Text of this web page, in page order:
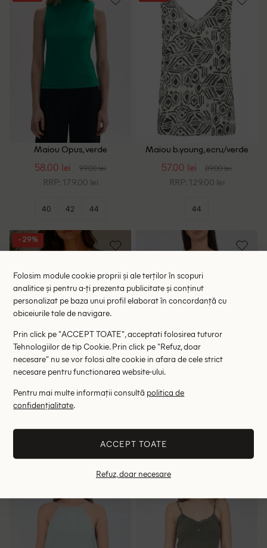
Maiou Opus, verde
58.00 lei 99.00 lei
RRP: 179.00 lei
40 42 44
Maiou b.young, ecru/verde
57.00 lei 89.00 lei
RRP: 129.00 lei
44
- 29%
Maiou Only, verde
46.00 lei
RRP: 99.00 lei
Maiou Zara, verde
RRP: 99.00 lei
Folosim module cookie proprii și ale terților în scopuri
analitice și pentru a-ți prezenta publicitate și conținut
personalizat pe baza unui profil elaborat în concordanță cu
obiceiurile tale de navigare.
Prin click pe "ACCEPT TOATE", acceptati folosirea tuturor
Tehnologiilor de tip Cookie. Prin click pe "Refuz, doar
necesare" nu se vor folosi alte cookie in afara de cele strict
necesare pentru functionarea website-ului.
Pentru mai multe informații consultă politica de
confidențialitate.
ACCEPT TOATE
Refuz, doar necesare